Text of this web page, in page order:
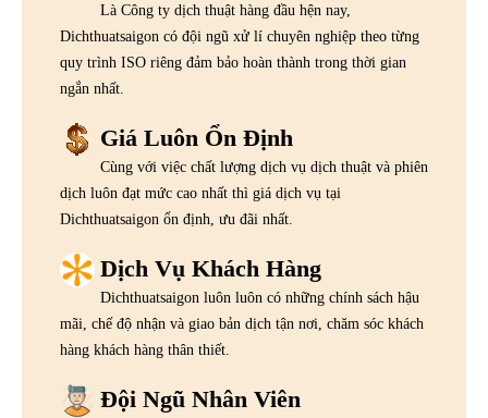
Là Công ty dịch thuật hàng đầu hện nay,
Dichthuatsaigon có đội ngũ xử lí chuyên nghiệp theo từng
quy trình ISO riêng đảm bảo hoàn thành trong thời gian
ngắn nhất.
Giá Luôn Ổn Định
Cùng với việc chất lượng dịch vụ dịch thuật và phiên
dịch luôn đạt mức cao nhất thì giá dịch vụ tại
Dichthuatsaigon ổn định, ưu đãi nhất.
Dịch Vụ Khách Hàng
Dichthuatsaigon luôn luôn có những chính sách hậu
mãi, chế độ nhận và giao bản dịch tận nơi, chăm sóc khách
hàng khách hàng thân thiết.
Đội Ngũ Nhân Viên